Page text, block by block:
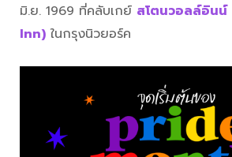
มิ.ย. 1969 ที่คลับเกย์ สโตนวอลล์อินน์
Inn) ในกรุงนิวยอร์ค